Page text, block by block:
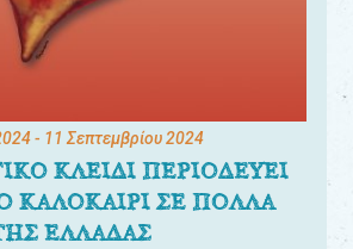
- 11 Σεπτεμβρίου 2024
ΚΛΕΙΔΙ ΠΕΡΙΟΔΕΥΕΙ
ΚΑΛΟΚΑΙΡΙ ΣΕ ΠΟΛΛΑ
ΕΛΛΑΔΑΣ